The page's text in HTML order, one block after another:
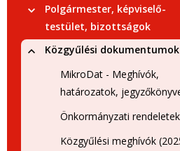
Polgármester, képviselő-
testület, bizottságok
Közgyűlési dokumentumok
MikroDat - Meghívók,
határozatok,
Önkormányzati rendeletek
Közgyűlési meghívók